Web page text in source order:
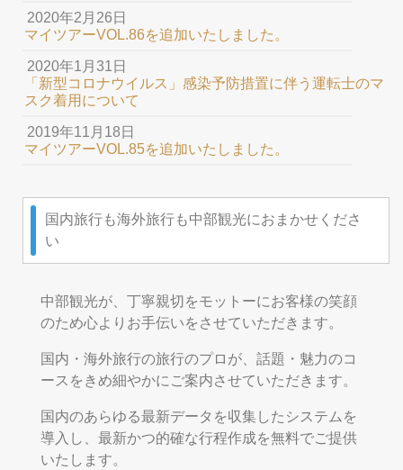
2020年2月26日
マイツアーVOL.86を追加いたしました。
2020年1月31日
「新型コロナウイルス」感染予防措置に伴う運転士のマ
スク着用について
2019年11月18日
マイツアーVOL.85を追加いたしました。
国内旅行も海外旅行も中部観光におまかせくださ
い
中部観光が、丁寧親切をモットーにお客様の笑顔
のため心よりお手伝いをさせていただきます。
国内・海外旅行の旅行のプロが、話題・魅力のコ
ースをきめ細やかにご案内させていただきます。
国内のあらゆる最新データを収集したシステムを
導入し、最新かつ的確な行程作成を無料でご提供
いたします。